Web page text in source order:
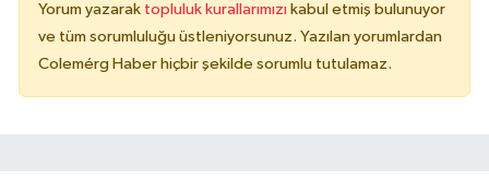
Yorum yazarak topluluk kurallarımızı kabul etmiş bulunuyor
ve tüm sorumluluğu üstleniyorsunuz. Yazılan yorumlardan
Colemérg Haber hiçbir şekilde sorumlu tutulamaz.